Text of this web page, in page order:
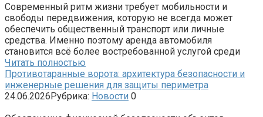
Современный ритм жизни требует мобильности и
свободы передвижения, которую не всегда может
обеспечить общественный транспорт или личные
средства. Именно поэтому аренда автомобиля
становится всё более востребованной услугой среди
Читать полностью
Противотаранные ворота: архитектура безопасности и
инженерные решения для защиты периметра
24.06.2026Рубрика: Новости 0